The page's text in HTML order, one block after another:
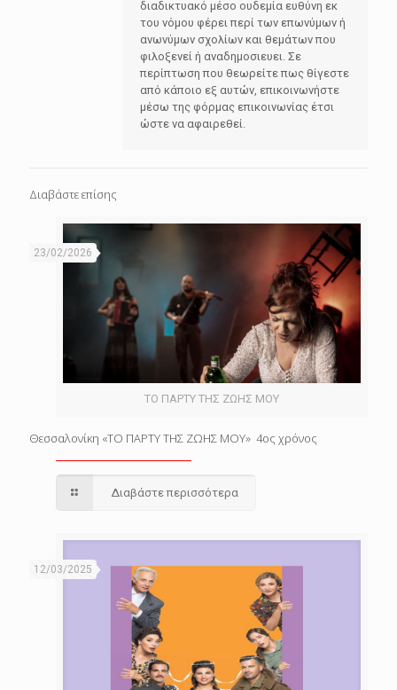
διαδικτυακό μέσο ουδεμία ευθύνη εκ
του νόμου φέρει περί των επωνύμων ή
ανωνύμων σχολίων και θεμάτων που
φιλοξενεί ή αναδημοσιευει. Σε
περίπτωση που θεωρείτε πως θίγεστε
από κάποιο εξ αυτών, επικοινωνήστε
μέσω της φόρμας επικοινωνίας έτσι
ώστε να αφαιρεθεί.
Διαβάστε επίσης
ΤΟ ΠΑΡΤΥ ΤΗΣ ΖΩΗΣ ΜΟΥ
23/02/2026
Θεσσαλονίκη «ΤΟ ΠΑΡΤΥ ΤΗΣ ΖΩΗΣ ΜΟΥ» 4ος χρόνος
Διαβάστε περισσότερα
12/03/2025